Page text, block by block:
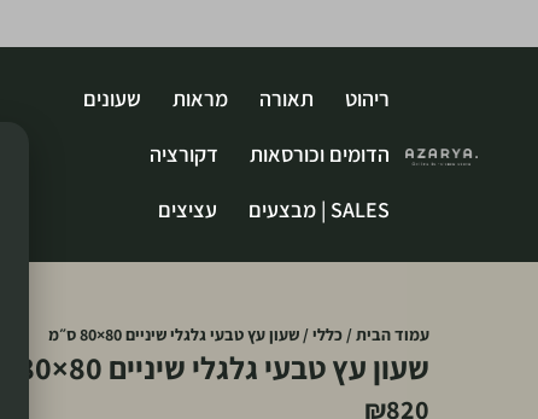
ריהוט תאורה מראות
שעונים
הדומים וכורסאות
דקורציה
SALES | מבצעים
עציצים
עמוד הבית/כללי/ שעון עץ טבעי גלגלי שיניים 80×80 ס״מ
שעון עץ טבעי גלגלי שיניים 80×80 ס״מ
₪820